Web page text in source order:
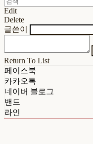
Edit
Delete
글쓴이
Return To List
페이스북
카카오톡
네이버 블로그
밴드
라인